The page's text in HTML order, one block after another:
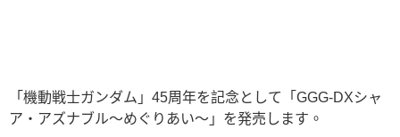
「機動戦士ガンダム」45周年を記念として「GGG-DXシャ
ア・アズナブル～めぐりあい～」を発売します。